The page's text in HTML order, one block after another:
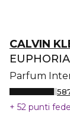
CALVIN
EUPHORIA
Parfum
52 punti